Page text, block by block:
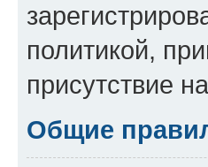
политикой,
присутствие
Общие